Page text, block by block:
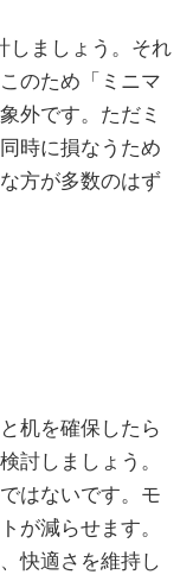
しましょう。それ
のため「ミニマ
外です。ただミ
時に損なうため
方が多数のはず
机を確保したら
討しましょう。
はないです。モ
が減らせます。
快適さを維持し